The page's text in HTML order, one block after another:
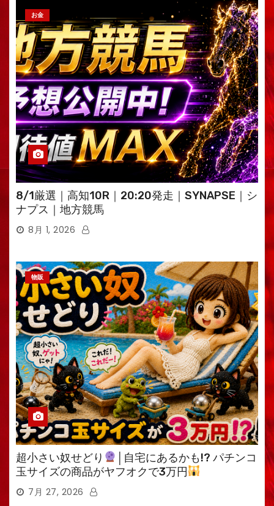
お金
8/1厳選｜高知10R｜20:20発走｜SYNAPSE｜シ
ナプス｜地方競馬
8月 1, 2026
物販
超小さい奴せどり
│自宅にあるかも!? パチンコ
玉サイズの商品がヤフオクで3万円
7月 27, 2026